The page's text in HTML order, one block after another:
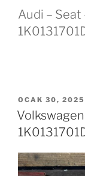
Audi – Seat
YAYIM
TARIHI
OCAK 30, 2025